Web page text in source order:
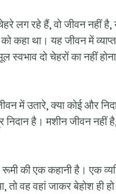
लग रहे हैं, वो जीवन नहीं है,
को कहा था। यह जीवन में
दो चेहरों का नहीं
में उतारे, क्या कोई और
निदान है। मशीन जीवन नहीं
की एक कहानी है। एक
तो वह वहां जाकर बेहोश ही